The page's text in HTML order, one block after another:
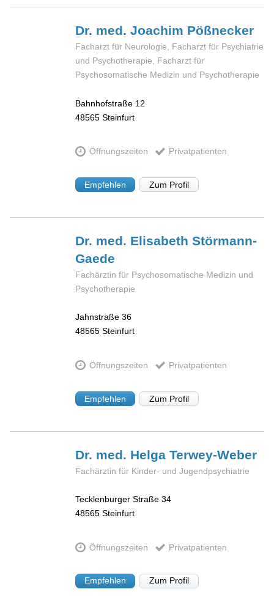
Dr. med. Joachim Pößnecker
Facharzt für Neurologie, Facharzt für Psychiatrie
und Psychotherapie, Facharzt für
Psychosomatische Medizin und Psychotherapie
Bahnhofstraße 12
48565 Steinfurt
Öffnungszeiten Privatpatienten
Empfehlen Zum Profil
Dr. med. ElisabethStörmann-
Gaede
Fachärztin für Psychosomatische Medizin und
Psychotherapie
Jahnstraße 36
48565 Steinfurt
Öffnungszeiten Privatpatienten
Empfehlen Zum Profil
Dr. med. HelgaTerwey-Weber
Fachärztin für Kinder- und Jugendpsychiatrie
Tecklenburger Straße 34
48565 Steinfurt
Öffnungszeiten Privatpatienten
Empfehlen Zum Profil